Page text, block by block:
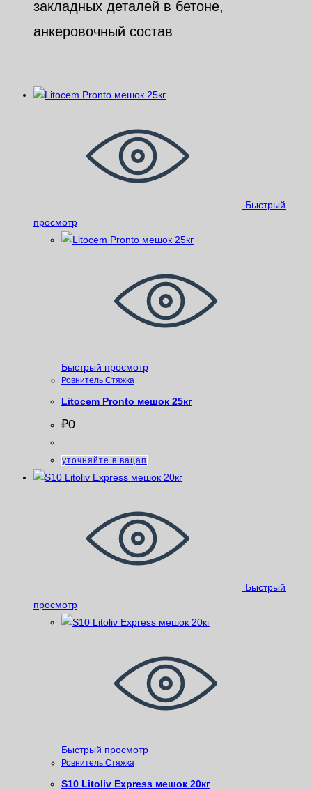
закладных деталей в бетоне,
анкеровочный состав
Быстрый
просмотр
Быстрый просмотр
Ровнитель Стяжка
Litocem Pronto мешок 25кг
₽0
уточняйте в вацап
Быстрый
просмотр
Быстрый просмотр
Ровнитель Стяжка
S10 Litoliv Express мешок 20кг